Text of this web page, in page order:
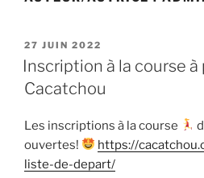
PUBLIÉ
LE
27 JUIN 2022
Inscription à la course à
Cacatchou
Les inscriptions à la course
ouvertes!
https://
liste-de-depart/